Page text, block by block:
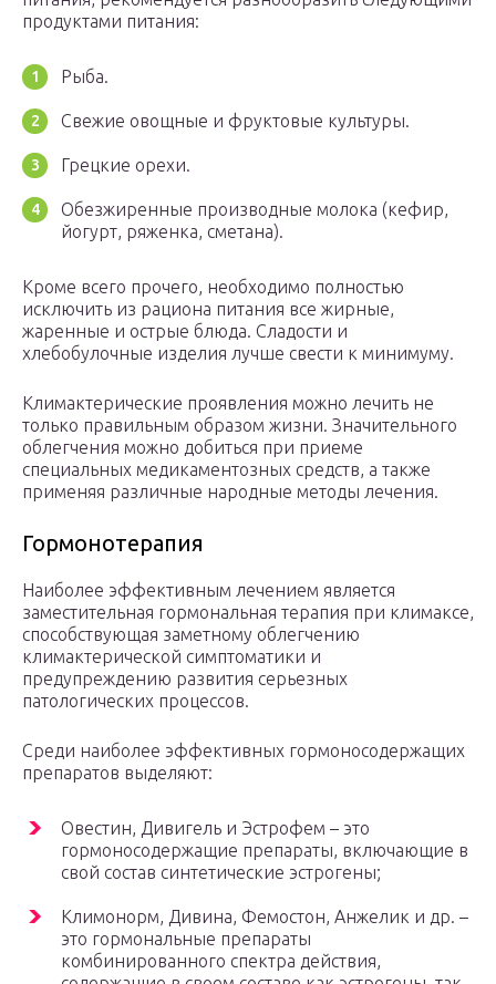
продуктами питания:
Рыба.
Свежие овощные и фруктовые культуры.
Грецкие орехи.
Обезжиренные производные молока (кефир,
йогурт, ряженка, сметана).
Кроме всего прочего, необходимо полностью
исключить из рациона питания все жирные,
жаренные и острые блюда. Сладости и
хлебобулочные изделия лучше свести к минимуму.
Климактерические проявления можно лечить не
только правильным образом жизни. Значительного
облегчения можно добиться при приеме
специальных медикаментозных средств, а также
применяя различные народные методы лечения.
Гормонотерапия
Наиболее эффективным лечением является
заместительная гормональная терапия при климаксе,
способствующая заметному облегчению
климактерической симптоматики и
предупреждению развития серьезных
патологических процессов.
Среди наиболее эффективных гормоносодержащих
препаратов выделяют:
Овестин, Дивигель и Эстрофем – это
гормоносодержащие препараты, включающие в
свой состав синтетические эстрогены;
Климонорм, Дивина, Фемостон, Анжелик и др. –
это гормональные препараты
комбинированного спектра действия,